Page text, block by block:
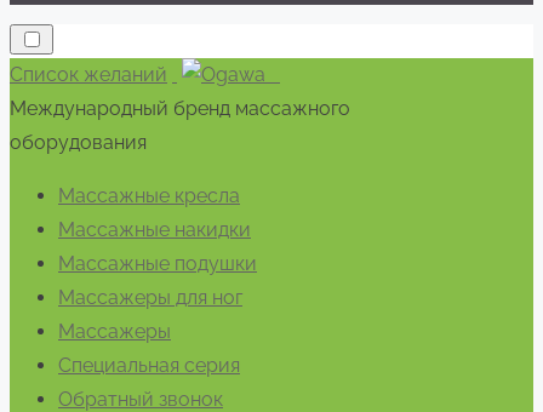
Список желаний
Международный бренд массажного
оборудования
Массажные кресла
Массажные накидки
Массажные подушки
Массажеры для ног
Массажеры
Специальная серия
Обратный звонок